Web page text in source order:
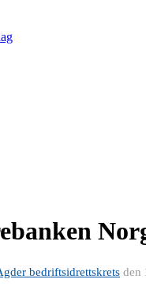
bedriftsidrettskrets den